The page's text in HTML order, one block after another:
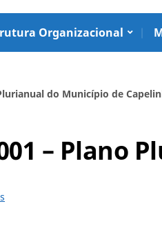
Organizacional
do Município de
– Plano